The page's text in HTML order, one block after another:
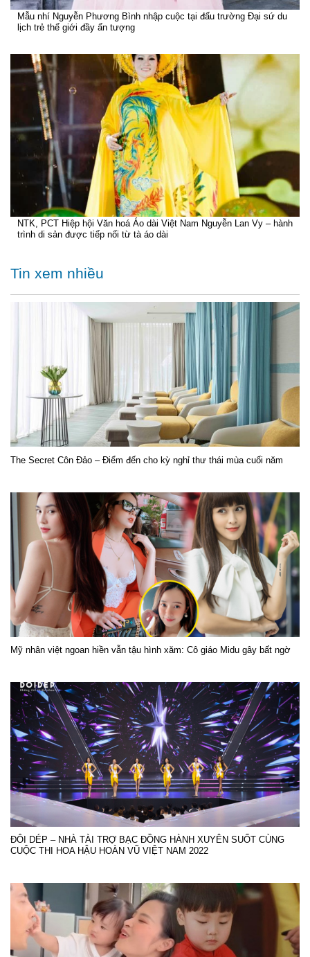
Mẫu nhí Nguyễn Phương Bình nhập cuộc tại đấu trường Đại sứ du
lịch trẻ thế giới đầy ấn tượng
NTK, PCT Hiệp hội Văn hoá Áo dài Việt Nam Nguyễn Lan Vy – hành
trình di sản được tiếp nối từ tà áo dài
Tin xem nhiều
The Secret Côn Đảo – Điểm đến cho kỳ nghỉ thư thái mùa cuối năm
Mỹ nhân việt ngoan hiền vẫn tậu hình xăm: Cô giáo Midu gây bất ngờ
ĐÔI DÉP – NHÀ TÀI TRỢ BẠC ĐỒNG HÀNH XUYÊN SUỐT CÙNG
CUỘC THI HOA HẬU HOÀN VŨ VIỆT NAM 2022